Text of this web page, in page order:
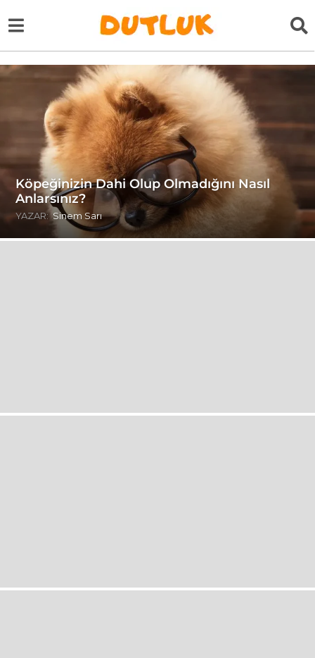
Köpeğinizin Dahi Olup Olmadığını Nasıl
Anlarsınız?
YAZAR: Sinem Sarı